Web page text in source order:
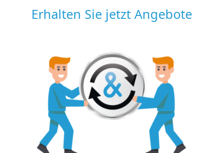
Erhalten Sie jetzt Angebote